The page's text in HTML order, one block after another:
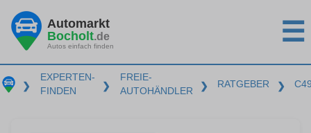
Automarkt
Bocholt.de
Autos einfach finden ☰
❯
EXPERTEN-
FINDEN
❯
FREIE-
AUTOHÄNDLER
❯ RATGEBER ❯